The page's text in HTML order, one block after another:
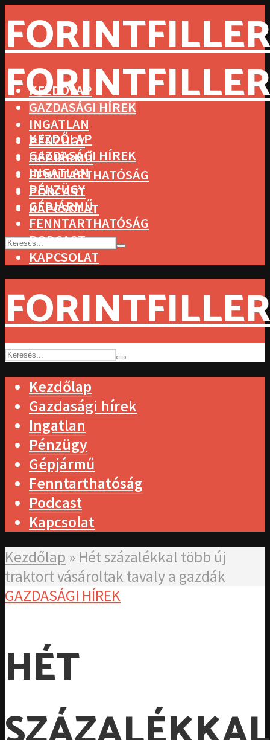
KEZDŐLAP
GAZDASÁGI HÍREK
INGATLAN
PÉNZÜGY
GÉPJÁRMŰ
FENNTARTHATÓSÁG
PODCAST
KAPCSOLAT
KEZDŐLAP
GAZDASÁGI HÍREK
INGATLAN
PÉNZÜGY
GÉPJÁRMŰ
FENNTARTHATÓSÁG
PODCAST
KAPCSOLAT
Kezdőlap
Gazdasági hírek
Ingatlan
Pénzügy
Gépjármű
Fenntarthatóság
Podcast
Kapcsolat
Kezdőlap » Hét százalékkal több új
traktort vásároltak tavaly a gazdák
GAZDASÁGI HÍREK
HÉT